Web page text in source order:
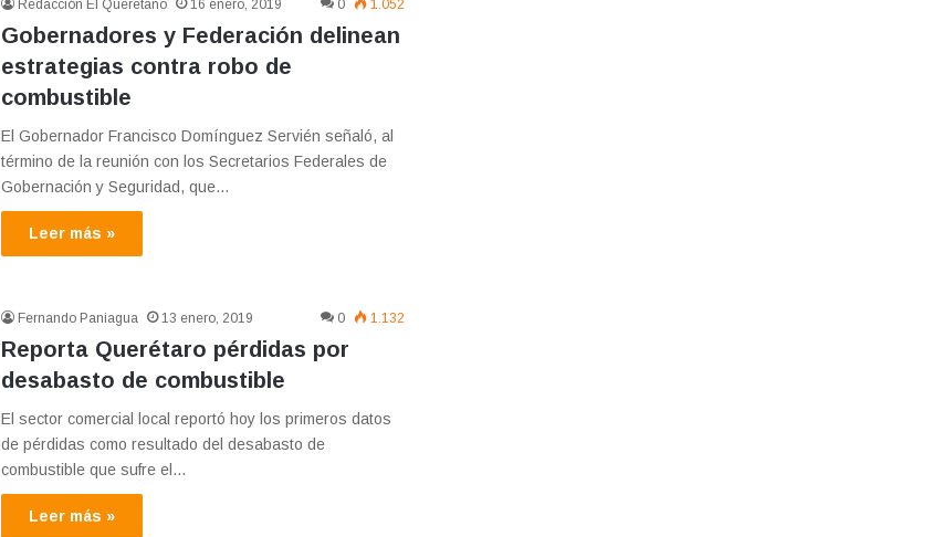
Redacción El Queretano 16 enero, 2019 0 1.052
Gobernadores y Federación delinean
estrategias contra robo de
combustible
El Gobernador Francisco Domínguez Servién señaló, al
término de la reunión con los Secretarios Federales de
Gobernación y Seguridad, que…
Leer más »
Fernando Paniagua 13 enero, 2019 0 1.132
Reporta Querétaro pérdidas por
desabasto de combustible
El sector comercial local reportó hoy los primeros datos
de pérdidas como resultado del desabasto de
combustible que sufre el…
Leer más »